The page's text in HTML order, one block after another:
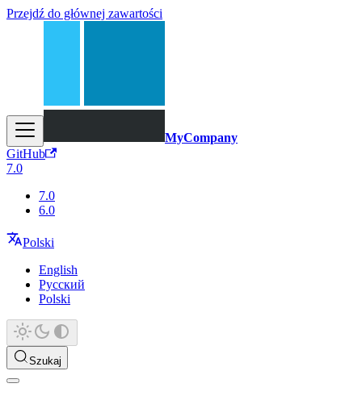
Przejdź do głównej zawartości
MyCompany
GitHub
7.0
7.0
6.0
Polski
English
Русский
Polski
Szukaj